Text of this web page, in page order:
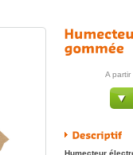
A
Humecteur